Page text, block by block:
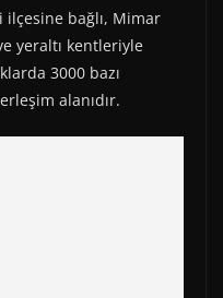
t
s
A
p
p
e
g
r
a
m
k
ilçesine bağlı, Mimar
yeraltı kentleriyle
3000 bazı
alanıdır.